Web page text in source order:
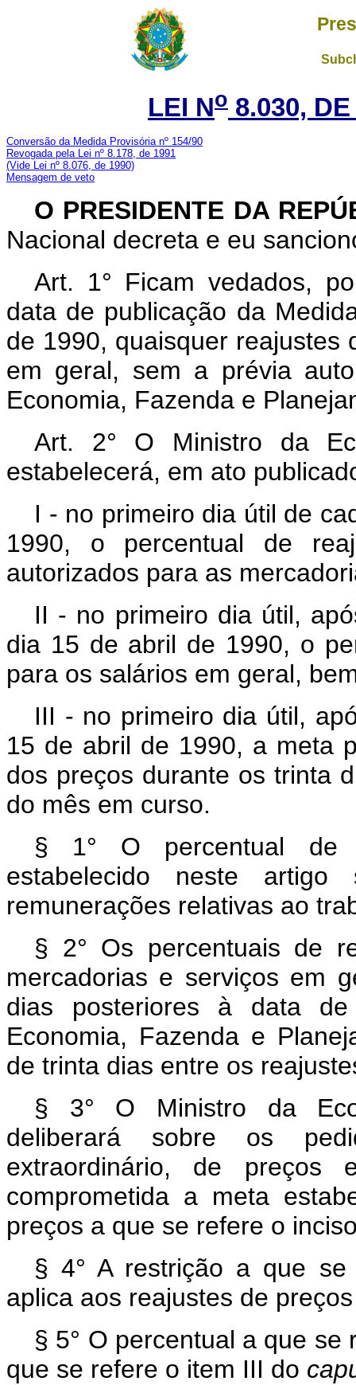
LEI No 8.030,
Conversão da Medida Provisória nº 154/90
Revogada pela Lei nº 8.178, de 1991
(Vide Lei nº 8.076, de 1990)
Mensagem de veto
O PRESIDENTE DA
Nacional decreta e eu
Art. 1° Ficam vedados,
data de publicação da
de 1990, quaisquer reajustes
em geral, sem a prévia
Economia, Fazenda e
Art. 2° O Ministro da
estabelecerá, em ato
I - no primeiro dia útil de
1990, o percentual de
autorizados para as
II - no primeiro dia útil,
dia 15 de abril de 1990, o
para os salários em geral,
III - no primeiro dia útil,
15 de abril de 1990, a meta
dos preços durante os trinta
do mês em curso.
§ 1° O percentual de
estabelecido neste
remunerações relativas ao
§ 2° Os percentuais de
mercadorias e serviços em
dias posteriores à data
Economia, Fazenda e
de trinta dias entre os
§ 3° O Ministro da
deliberará sobre os
extraordinário, de preços
comprometida a meta
preços a que se refere o
§ 4° A restrição a que
aplica aos reajustes de
§ 5° O percentual a que
que se refere o item III do